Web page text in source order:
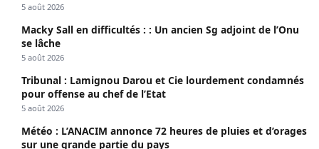
5 août 2026
Macky Sall en difficultés : : Un ancien Sg adjoint de l’Onu
se lâche
5 août 2026
Tribunal : Lamignou Darou et Cie lourdement condamnés
pour offense au chef de l’Etat
5 août 2026
Météo : L’ANACIM annonce 72 heures de pluies et d’orages
sur une grande partie du pays